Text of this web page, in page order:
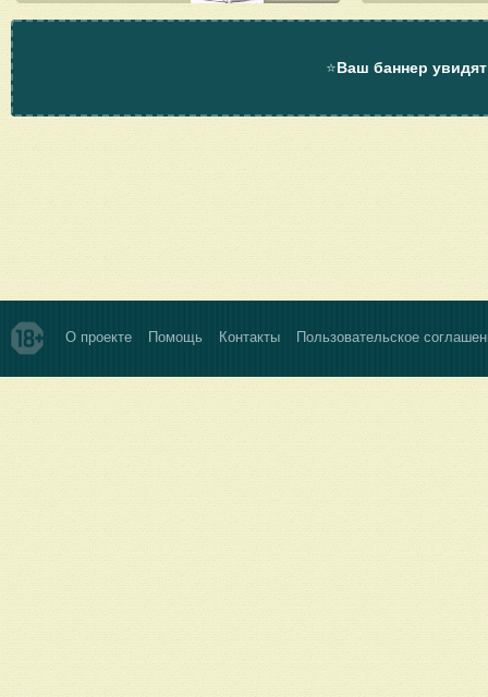
⭐Ваш баннер
О проекте Помощь Контакты Пользовательское